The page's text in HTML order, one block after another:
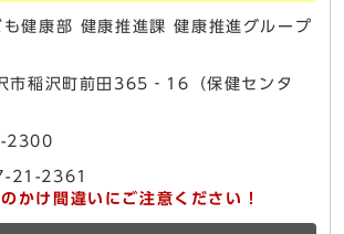
健康部 健康推進課 健康推進グループ
市稲沢町前田365‐16（保健センタ
2300
21-2361
かけ間違いにご注意ください！